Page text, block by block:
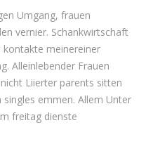
Umgang, frauen
vernier. Schankwirtschaft
kontakte meinereiner
Alleinlebender Frauen
Liierter parents sitten
emmen. Allem Unter
freitag dienste